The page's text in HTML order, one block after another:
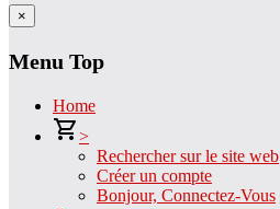
×
Menu Top
Home
>
Rechercher sur le site web
Créer un compte
Bonjour, Connectez-Vous